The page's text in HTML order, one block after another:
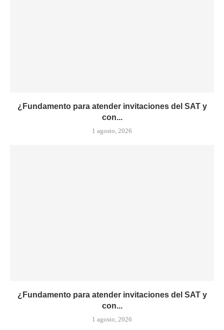
¿Fundamento para atender invitaciones del SAT y
con...
1 agosto, 2026
¿Fundamento para atender invitaciones del SAT y
con...
1 agosto, 2026